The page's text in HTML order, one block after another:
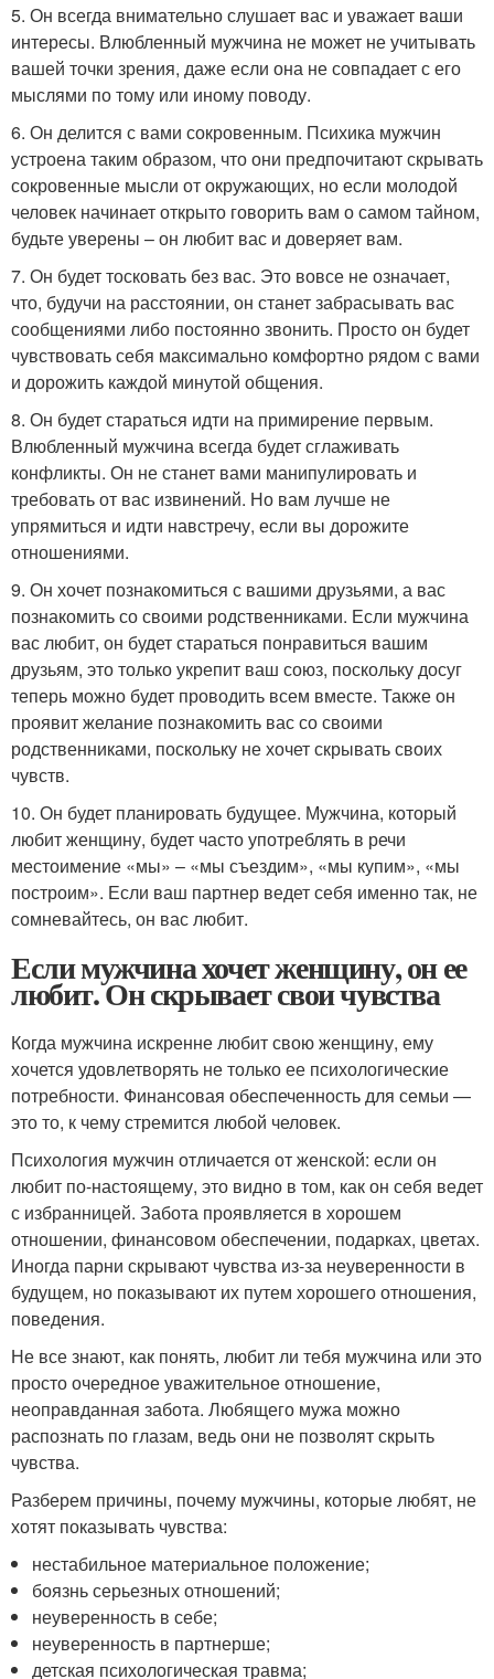
5. Он всегда внимательно слушает вас и уважает ваши
интересы. Влюбленный мужчина не может не учитывать
вашей точки зрения, даже если она не совпадает с его
мыслями по тому или иному поводу.
6. Он делится с вами сокровенным. Психика мужчин
устроена таким образом, что они предпочитают скрывать
сокровенные мысли от окружающих, но если молодой
человек начинает открыто говорить вам о самом тайном,
будьте уверены – он любит вас и доверяет вам.
7. Он будет тосковать без вас. Это вовсе не означает,
что, будучи на расстоянии, он станет забрасывать вас
сообщениями либо постоянно звонить. Просто он будет
чувствовать себя максимально комфортно рядом с вами
и дорожить каждой минутой общения.
8. Он будет стараться идти на примирение первым.
Влюбленный мужчина всегда будет сглаживать
конфликты. Он не станет вами манипулировать и
требовать от вас извинений. Но вам лучше не
упрямиться и идти навстречу, если вы дорожите
отношениями.
9. Он хочет познакомиться с вашими друзьями, а вас
познакомить со своими родственниками. Если мужчина
вас любит, он будет стараться понравиться вашим
друзьям, это только укрепит ваш союз, поскольку досуг
теперь можно будет проводить всем вместе. Также он
проявит желание познакомить вас со своими
родственниками, поскольку не хочет скрывать своих
чувств.
10. Он будет планировать будущее. Мужчина, который
любит женщину, будет часто употреблять в речи
местоимение «мы» – «мы съездим», «мы купим», «мы
построим». Если ваш партнер ведет себя именно так, не
сомневайтесь, он вас любит.
Если мужчина хочет женщину, он ее
любит. Он скрывает свои чувства
Когда мужчина искренне любит свою женщину, ему
хочется удовлетворять не только ее психологические
потребности. Финансовая обеспеченность для семьи —
это то, к чему стремится любой человек.
Психология мужчин отличается от женской: если он
любит по-настоящему, это видно в том, как он себя ведет
с избранницей. Забота проявляется в хорошем
отношении, финансовом обеспечении, подарках, цветах.
Иногда парни скрывают чувства из-за неуверенности в
будущем, но показывают их путем хорошего отношения,
поведения.
Не все знают, как понять, любит ли тебя мужчина или это
просто очередное уважительное отношение,
неоправданная забота. Любящего мужа можно
распознать по глазам, ведь они не позволят скрыть
чувства.
Разберем причины, почему мужчины, которые любят, не
хотят показывать чувства:
нестабильное материальное положение;
боязнь серьезных отношений;
неуверенность в себе;
неуверенность в партнерше;
детская психологическая травма;